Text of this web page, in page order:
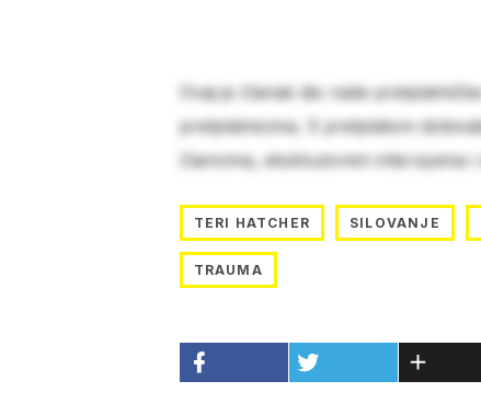
Ovaj je članak dio naše
pretplatnicima. S pretplatom
člancima, ekskluzivnim intervjuima
TERI HATCHER SILOVANJE
TRAUMA